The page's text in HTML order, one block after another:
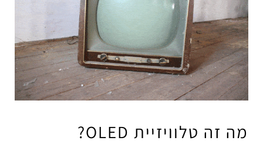
מה זה טלוויזיית OLED?